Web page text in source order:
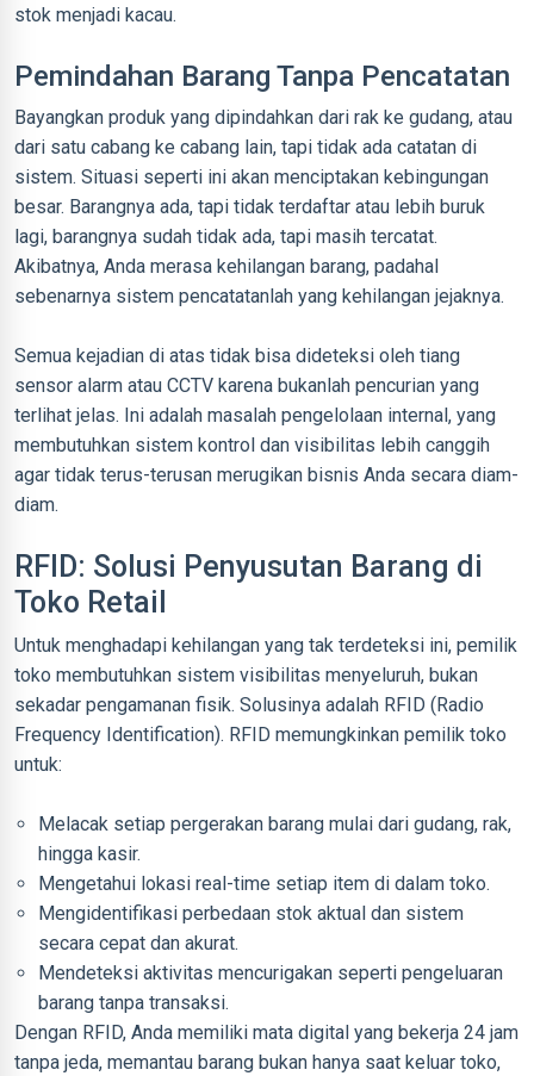
stok menjadi kacau.
Pemindahan Barang Tanpa Pencatatan
Bayangkan produk yang dipindahkan dari rak ke gudang, atau
dari satu cabang ke cabang lain, tapi tidak ada catatan di
sistem. Situasi seperti ini akan menciptakan kebingungan
besar. Barangnya ada, tapi tidak terdaftar atau lebih buruk
lagi, barangnya sudah tidak ada, tapi masih tercatat.
Akibatnya, Anda merasa kehilangan barang, padahal
sebenarnya sistem pencatatanlah yang kehilangan jejaknya.
Semua kejadian di atas tidak bisa dideteksi oleh tiang
sensor alarm atau CCTV karena bukanlah pencurian yang
terlihat jelas. Ini adalah masalah pengelolaan internal, yang
membutuhkan sistem kontrol dan visibilitas lebih canggih
agar tidak terus-terusan merugikan bisnis Anda secara diam-
diam.
RFID: Solusi Penyusutan Barang di
Toko Retail
Untuk menghadapi kehilangan yang tak terdeteksi ini, pemilik
toko membutuhkan sistem visibilitas menyeluruh, bukan
sekadar pengamanan fisik. Solusinya adalah RFID (Radio
Frequency Identification). RFID memungkinkan pemilik toko
untuk:
Melacak setiap pergerakan barang mulai dari gudang, rak,
hingga kasir.
Mengetahui lokasi real-time setiap item di dalam toko.
Mengidentifikasi perbedaan stok aktual dan sistem
secara cepat dan akurat.
Mendeteksi aktivitas mencurigakan seperti pengeluaran
barang tanpa transaksi.
Dengan RFID, Anda memiliki mata digital yang bekerja 24 jam
tanpa jeda, memantau barang bukan hanya saat keluar toko,